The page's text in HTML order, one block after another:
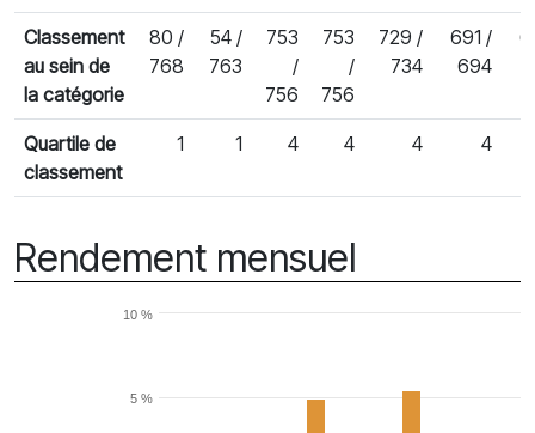
Classement
au sein de
la catégorie
80 /
768
54 /
763
753
/
756
753
/
756
729 /
734
691 /
694
Quartile de
classement
1 1 4 4 4 4
Rendement mensuel
5 %
10 %